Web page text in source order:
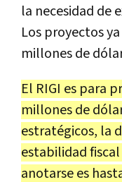
la necesidad de
Los proyectos
millones de
El RIGI es para
millones de
estratégicos, la
estabilidad
anotarse es